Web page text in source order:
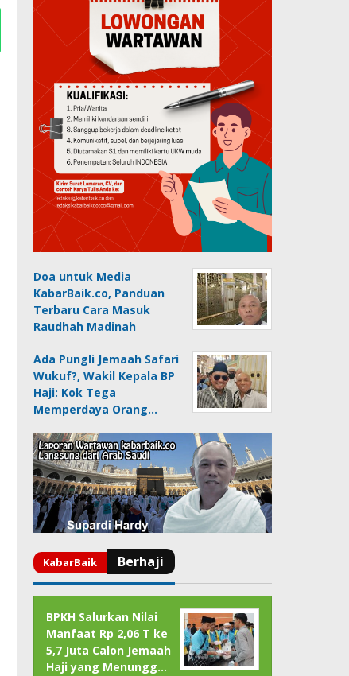
Doa untuk Media
KabarBaik.co, Panduan
Terbaru Cara Masuk
Raudhah Madinah
Ada Pungli Jemaah Safari
Wukuf?, Wakil Kepala BP
Haji: Kok Tega
Memperdaya Orang…
BPKH Salurkan Nilai
Manfaat Rp 2,06 T ke
5,7 Juta Calon Jemaah
Haji yang Menungg…